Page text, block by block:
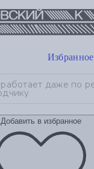
Избранное
Добавить в избранное